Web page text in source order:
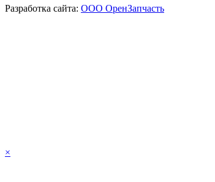
Разработка сайта: ООО ОренЗапчасть
×